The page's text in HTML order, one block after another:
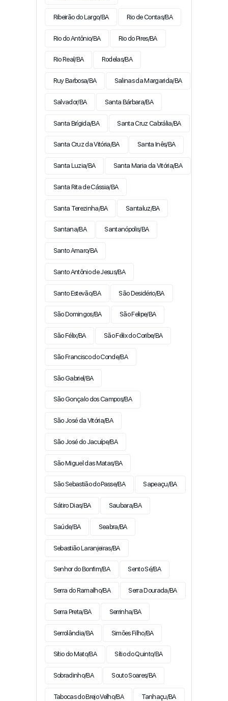
Ribeirão do Largo/BA Rio de Contas/BA
Rio do Antônio/BA Rio do Pires/BA
Rio Real/BA Rodelas/BA
Ruy Barbosa/BA Salinas da Margarida/BA
Salvador/BA Santa Bárbara/BA
Santa Brígida/BA Santa Cruz Cabrália/BA
Santa Cruz da Vitória/BA Santa Inês/BA
Santa Luzia/BA Santa Maria da Vitória/BA
Santa Rita de Cássia/BA
Santa Terezinha/BA Santaluz/BA
Santana/BA Santanópolis/BA
Santo Amaro/BA
Santo Antônio de Jesus/BA
Santo Estevão/BA São Desidério/BA
São Domingos/BA São Felipe/BA
São Félix/BA São Félix do Coribe/BA
São Francisco do Conde/BA
São Gabriel/BA
São Gonçalo dos Campos/BA
São José da Vitória/BA
São José do Jacuípe/BA
São Miguel das Matas/BA
São Sebastião do Passe/BA Sapeaçu/BA
Sátiro Dias/BA Saubara/BA
Saúde/BA Seabra/BA
Sebastião Laranjeiras/BA
Senhor do Bonfim/BA Sento Sé/BA
Serra do Ramalho/BA Serra Dourada/BA
Serra Preta/BA Serrinha/BA
Serrolândia/BA Simões Filho/BA
Sítio do Mato/BA Sítio do Quinto/BA
Sobradinho/BA Souto Soares/BA
Tabocas do Brejo Velho/BA Tanhaçu/BA